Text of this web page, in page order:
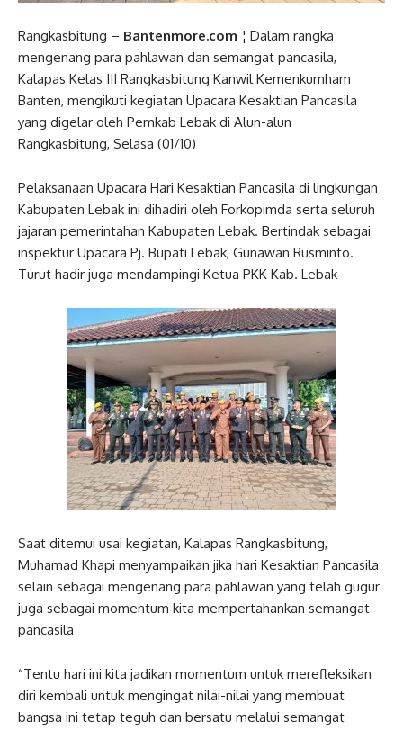
Rangkasbitung – Bantenmore.com ¦ Dalam rangka
mengenang para pahlawan dan semangat pancasila,
Kalapas Kelas III Rangkasbitung Kanwil Kemenkumham
Banten, mengikuti kegiatan Upacara Kesaktian Pancasila
yang digelar oleh Pemkab Lebak di Alun-alun
Rangkasbitung, Selasa (01/10)
Pelaksanaan Upacara Hari Kesaktian Pancasila di lingkungan
Kabupaten Lebak ini dihadiri oleh Forkopimda serta seluruh
jajaran pemerintahan Kabupaten Lebak. Bertindak sebagai
inspektur Upacara Pj. Bupati Lebak, Gunawan Rusminto.
Turut hadir juga mendampingi Ketua PKK Kab. Lebak
Saat ditemui usai kegiatan, Kalapas Rangkasbitung,
Muhamad Khapi menyampaikan jika hari Kesaktian Pancasila
selain sebagai mengenang para pahlawan yang telah gugur
juga sebagai momentum kita mempertahankan semangat
pancasila
“Tentu hari ini kita jadikan momentum untuk merefleksikan
diri kembali untuk mengingat nilai-nilai yang membuat
bangsa ini tetap teguh dan bersatu melalui semangat